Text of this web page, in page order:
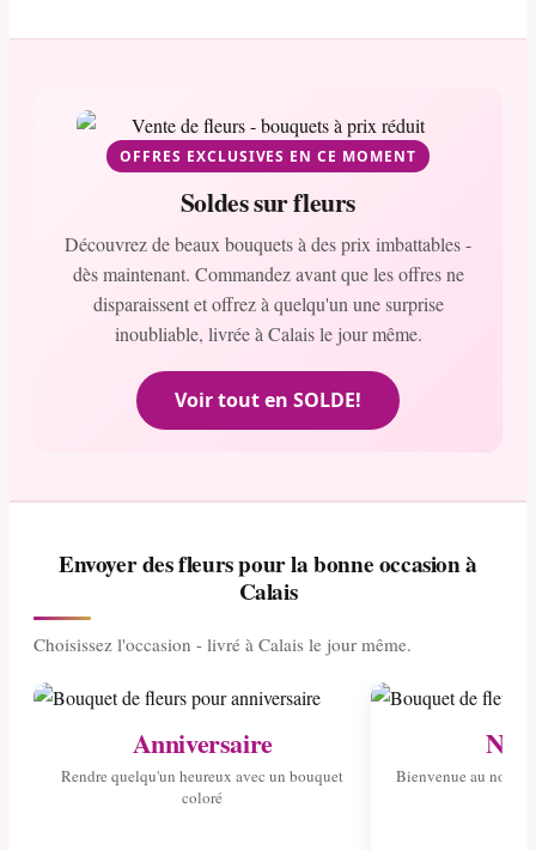
OFFRES EXCLUSIVES EN CE MOMENT
Soldes sur fleurs
Découvrez de beaux bouquets à des prix imbattables -
dès maintenant. Commandez avant que les offres ne
disparaissent et offrez à quelqu'un une surprise
inoubliable, livrée à Calais le jour même.
Voir tout en SOLDE!
Envoyer des fleurs pour la bonne occasion à
Calais
Choisissez l'occasion - livré à Calais le jour même.
Anniversaire
Rendre quelqu'un heureux avec un bouquet
coloré
Bienvenue au